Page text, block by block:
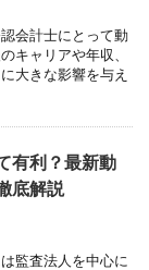
会計士にとって動
キャリアや年収、
大きな影響を与え
有利？最新動
底解説
監査法人を中心に